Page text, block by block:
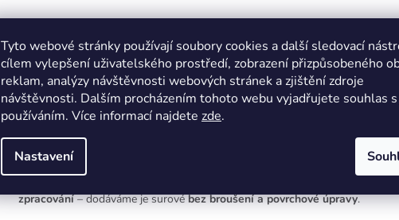
Tyto webové stránky používají soubory cookies a další sledovací
cílem vylepšení uživatelského prostředí, zobrazení přizpůsobeného
reklam, analýzy návštěvnosti webových stránek a zjištění zdroje
návštěvnosti. Dalším procházením tohoto webu vyjadřujete souhlas
používáním. Více informací najdete zde.
Nastavení
přídržností
Vytváří
Popis Podobné (8) Hodnocení Diskuze
Detailní popis produktu
Online prodej hranolů z jasanového dřeva
Dřevěné hranoly vyrábíme v naší truhlárně Havlíček z jasanové kulatiny.
zpracování– dodáváme je surovébez broušení a povrchové úpravy.